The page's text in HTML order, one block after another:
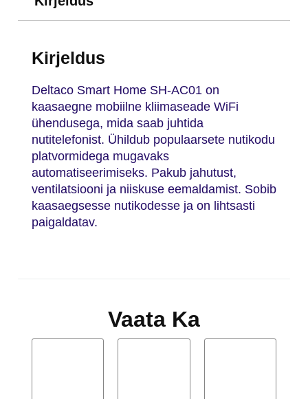
Kirjeldus
Deltaco Smart Home SH-AC01 on
kaasaegne mobiilne kliimaseade WiFi
ühendusega, mida saab juhtida
nutitelefonist. Ühildub populaarsete nutikodu
platvormidega mugavaks
automatiseerimiseks. Pakub jahutust,
ventilatsiooni ja niiskuse eemaldamist. Sobib
kaasaegsesse nutikodesse ja on lihtsasti
paigaldatav.
Vaata Ka